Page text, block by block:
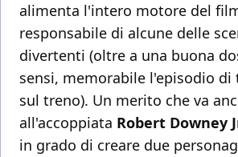
alimenta l'intero motore del
responsabile di alcune delle
divertenti (oltre a una buona
sensi, memorabile l'episodio
sul treno). Un merito che va
all'accoppiata Robert Downey
in grado di creare due